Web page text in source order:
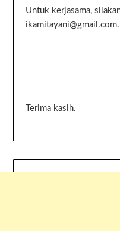
Untuk kerjasama,
ikamitayani@gmail.com.
Terima kasih.